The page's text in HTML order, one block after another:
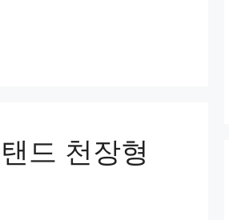
드 천장형